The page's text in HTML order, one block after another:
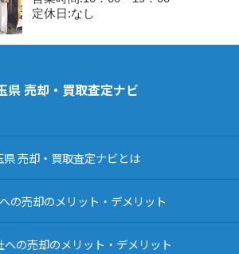
定休日:なし
県 売却・買取査定ナビ
県 売却・買取査定ナビとは
の売却のメリット・デメリット
への売却のメリット・デメリット